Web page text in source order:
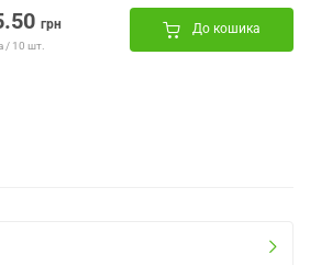
грн
/ 10 шт.
До кошика